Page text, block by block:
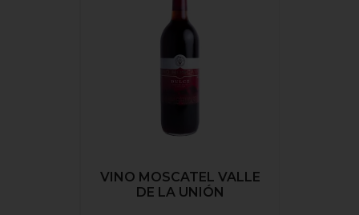
VINO MOSCATEL VALLE
DE LA UNIÓN